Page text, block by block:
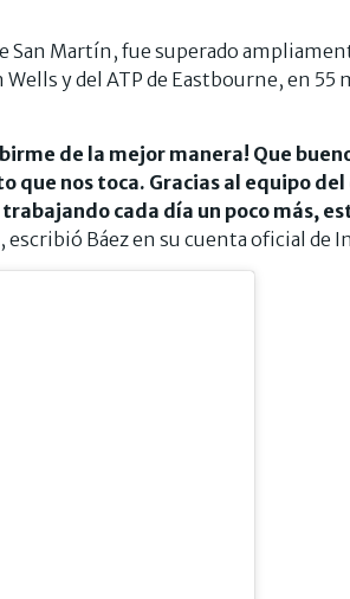
San Martín, fue superado
y del ATP de Eastbourne, en 55
de la mejor manera! Que
que nos toca. Gracias al equipo
cada día un poco más,
, escribió Báez en su cuenta oficial de